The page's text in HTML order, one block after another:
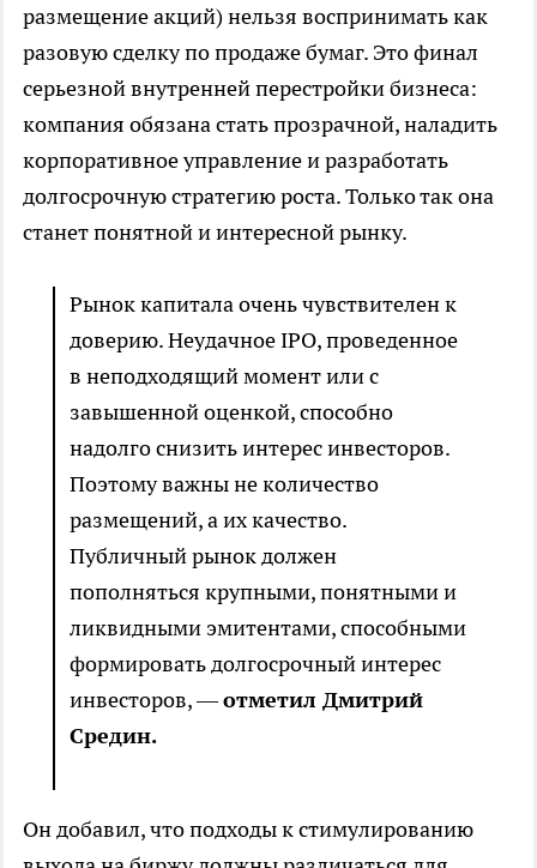
размещение акций) нельзя воспринимать как
разовую сделку по продаже бумаг. Это финал
серьезной внутренней перестройки бизнеса:
компания обязана стать прозрачной, наладить
корпоративное управление и разработать
долгосрочную стратегию роста. Только так она
станет понятной и интересной рынку.
Рынок капитала очень чувствителен к
доверию. Неудачное IPO, проведенное
в неподходящий момент или с
завышенной оценкой, способно
надолго снизить интерес инвесторов.
Поэтому важны не количество
размещений, а их качество.
Публичный рынок должен
пополняться крупными, понятными и
ликвидными эмитентами, способными
формировать долгосрочный интерес
инвесторов, —отметил Дмитрий
Средин.
Он добавил, что подходы к стимулированию